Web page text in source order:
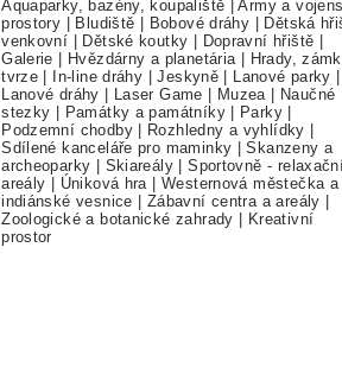
Aquaparky, bazény, koupaliště |Army a
prostory | Bludiště | Bobové dráhy | Dětská
venkovní | Dětské koutky | Dopravní hřiště |
Galerie | Hvězdárny a planetária | Hrady,
tvrze | In-line dráhy |Jeskyně | Lanové parky |
Lanové dráhy | Laser Game | Muzea | Naučné
stezky | Památky a památníky| Parky |
Podzemní chodby| Rozhledny a vyhlídky |
Sdílené kanceláře pro maminky |Skanzeny a
archeoparky | Skiareály |Sportovně -
areály | Úniková hra |Westernová městečka a
indiánské vesnice | Zábavní centra a areály |
Zoologické a botanické zahrady | Kreativní
prostor